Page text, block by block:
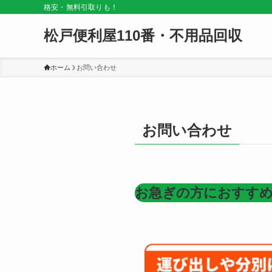
格安・無料引取りも！
松戸便利屋110番・不用品回収
ホーム お問い合わせ
お問い合わせ
お急ぎの方におすす